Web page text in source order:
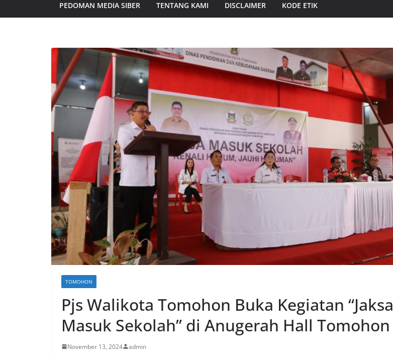
PEDOMAN MEDIA SIBER TENTANG KAMI DISCLAIMER KODE ETIK
TOMOHON
Pjs Walikota Tomohon Buka Kegiatan “Jaksa
Masuk Sekolah” di Anugerah Hall Tomohon
November 13, 2024 admin